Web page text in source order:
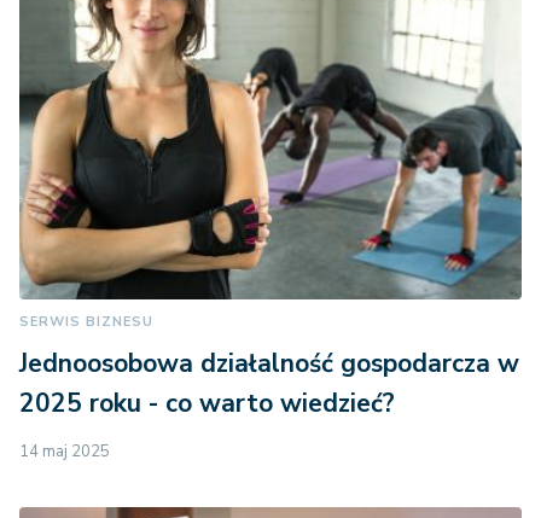
SERWIS BIZNESU
Jednoosobowa działalność gospodarcza w
2025 roku - co warto wiedzieć?
14 maj 2025